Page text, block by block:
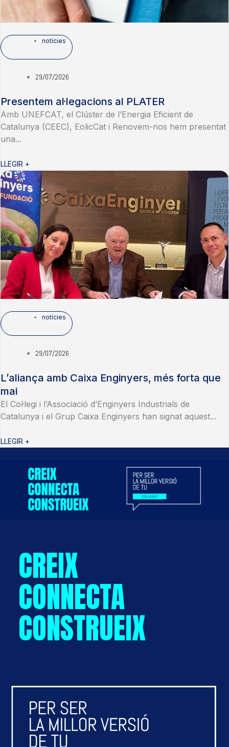
notícies
29/07/2026
Presentem al·legacions al PLATER
Amb UNEFCAT, el Clúster de l’Energia Eficient de
Catalunya (CEEC), EolicCat i Renovem-nos hem presentat
una...
LLEGIR +
notícies
29/07/2026
L’aliança amb Caixa Enginyers, més forta que
mai
El Col·legi i l’Associació d’Enginyers Industrials de
Catalunya i el Grup Caixa Enginyers han signat aquest...
LLEGIR +
CREIX
CONNECTA
CONSTRUEIX